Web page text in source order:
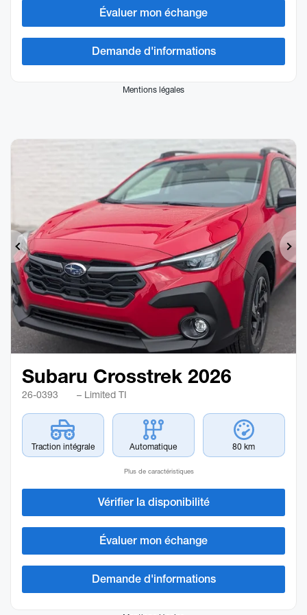
Évaluer mon échange
Demande d'informations
Mentions légales
Précédent
Subaru Crosstrek 2026
26-0393 – Limited TI
Traction intégrale Automatique 80 km
Plus de caractéristiques
Vérifier la disponibilité
Évaluer mon échange
Demande d'informations